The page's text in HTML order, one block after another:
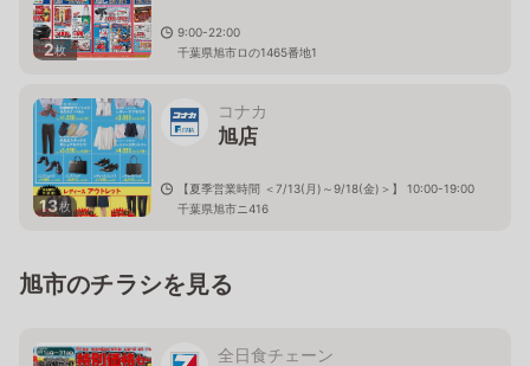
2枚
9:00-22:00
千葉県旭市ロの1465番地1
13枚
コナカ
旭店
【夏季営業時間 ＜7/13(月)～9/18(金)＞】 10:00-19:00
千葉県旭市ニ416
旭市のチラシを見る
全日食チェーン